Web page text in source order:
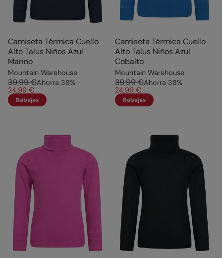
Camiseta Térmica Cuello
Alto Talus Niños Azul
Marino
Mountain Warehouse
39,99 €Ahorra 38%
24,99 €
Rebajas
Camiseta Térmica Cuello
Alto Talus Niños Azul
Cobalto
Mountain Warehouse
39,99 €Ahorra 38%
24,99 €
Rebajas